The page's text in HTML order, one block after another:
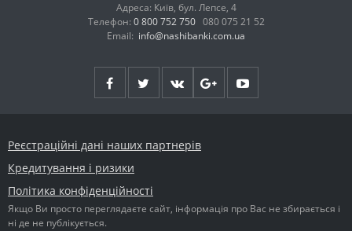
Адреса: Київ, бул. Лепсе, 4
Телефон: 0 800 752 750 080 075 21 52
Email: info@nashibanki.com.ua
Реєстраційні дані наших партнерів
Кредитування і ризики
Політика конфіденційності
Якщо Ви просто переглядаєте сайт, інформація про Вас не збирається і
ні де не публікується.